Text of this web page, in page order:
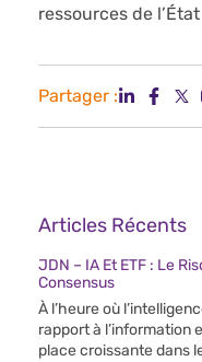
ressources de
Partager :
Articles Récents
JDN – IA Et ETF : Le
Consensus
À l’heure où
rapport à l’information
place croissante dans